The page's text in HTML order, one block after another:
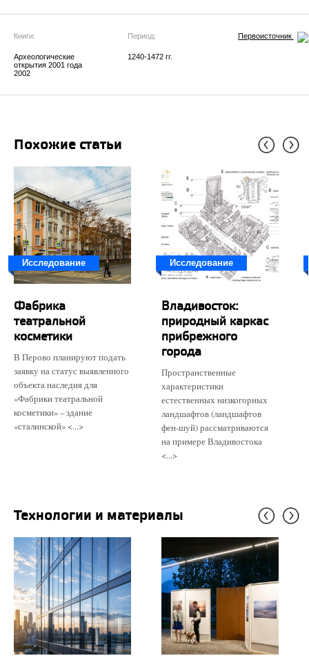
Книги:
Археологические
открытия 2001 года
2002
Период:
1240-1472 гг.
Первоисточник
Похожие статьи
Исследование
Фабрика
театральной
косметики
В Перово планируют подать
заявку на статус выявленного
объекта наследия для
«Фабрики театральной
косметики» – здание
«сталинской» <...>
Исследование
Владивосток:
природный каркас
прибрежного
города
Пространственные
характеристики
естественных низкогорных
ландшафтов (ландшафтов
фен-шуй) рассматриваются
на примере Владивостока
<...>
Технологии и материалы